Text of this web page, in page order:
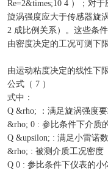
Re=2&times;10 4 ）；对
旋涡强度应大于传感器旋
2 成比例关系）。这些条
由密度决定的工况可测下
由运动粘度决定的线性下
公式（ 7 ）
式中：
Q &rho; ：满足旋涡强度
&rho; 0 : 参比条件下介质
Q &upsilon; : 满足小雷诺
&rho; : 被测介质工况密度
Q 0 : 参比条件下仪表的小